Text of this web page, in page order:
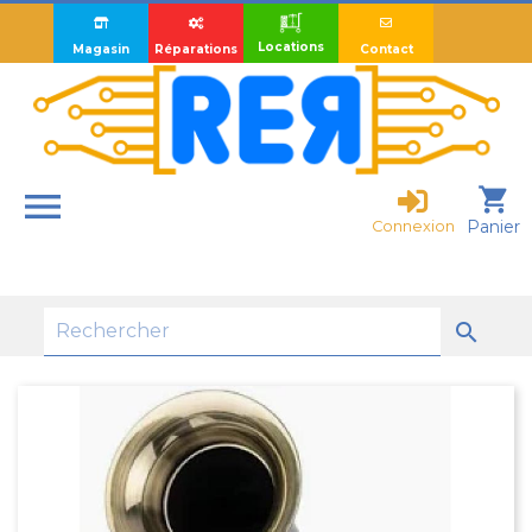
Magasin Réparations Locations Contact
 shopping_cart
Panier
Connexion
